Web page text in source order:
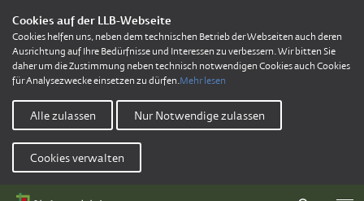
Cookies auf der LLB-Webseite
Cookies helfen uns, neben dem technischen Betrieb der Webseiten auch deren
Ausrichtung auf Ihre Bedürfnisse und Interessen zu verbessern. Wir bitten Sie
daher um die Zustimmung neben technisch notwendigen Cookies auch Cookies
für Analysezwecke einsetzen zu dürfen.Mehr lesen
Alle zulassen Nur Notwendige zulassen
Cookies verwalten